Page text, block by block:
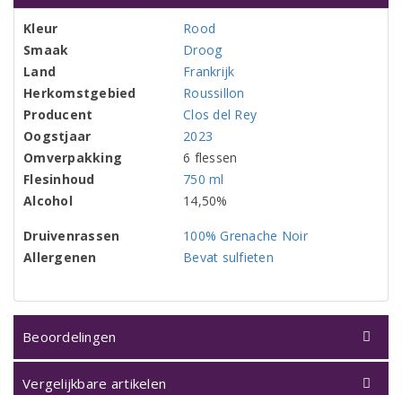
Kleur
Rood
Smaak
Droog
Land
Frankrijk
Herkomstgebied
Roussillon
Producent
Clos del Rey
Oogstjaar
2023
Omverpakking
6 flessen
Flesinhoud
750 ml
Alcohol
14,50%
Druivenrassen
100% Grenache Noir
Allergenen
Bevat sulfieten
Beoordelingen
Vergelijkbare artikelen